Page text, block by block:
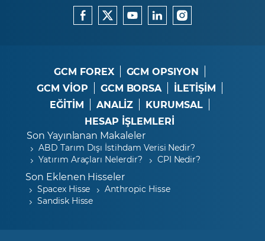
GCM FOREX
GCM OPSIYON
GCM VİOP
GCM BORSA
İLETİŞİM
EĞİTİM
ANALİZ
KURUMSAL
HESAP İŞLEMLERİ
Son Yayınlanan Makaleler
ABD Tarım Dışı İstihdam Verisi Nedir?
Yatırım Araçları Nelerdir?
CPI Nedir?
Son Eklenen Hisseler
Spacex Hisse
Anthropic Hisse
Sandisk Hisse